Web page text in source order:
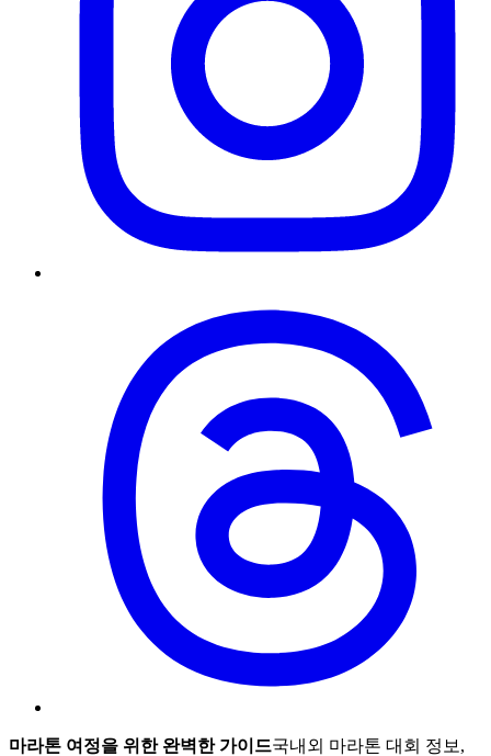
마라톤 여정을 위한 완벽한 가이드국내외 마라톤 대회 정보,